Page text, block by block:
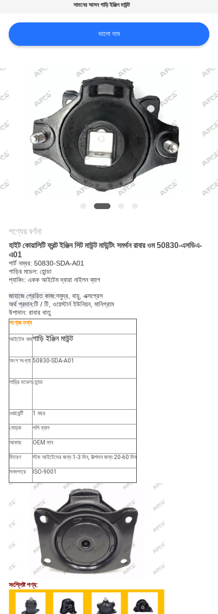
করুন
একটি
উদ্ধৃতি
অনুরোধ
ম্যাপ
নীতি
সামনের আসন গাড়ি ইঞ্জিন মাউন্ট
ভালো দাম
পণ্যের বর্ণনা
হাইট কোয়ালিটি ফ্রন্ট ইঞ্জিন সিট মাউন্ট মাউন্টিং সমর্থন রাবার ওম 50830-এসডিএ-
এ01
পার্ট নম্বর: 50830-SDA-A01
গাড়ির মডেল: হোন্ডা
প্যাকিং: একক আইটেম দ্বারা নাইলন ব্যাগ
জাহাজে প্রেরিত কাজ:সমুদ্র, বায়ু, এক্সপ্রেস
অর্থ প্রদান:টি / টি, ওয়েস্টার্ন ইউনিয়ন, মানিগ্রাম
উপাদান: রাবার ধাতু
পণ্যের তথ্য
আইটেম নামগাড়ি ইঞ্জিন মাউন্ট
অংশ সংখ্যা 50830-SDA-A01
গাড়ির মডেলহোন্ডা
ওয়ারেন্টি 1 বছর
মোড়ক পলি ব্যাগ
আকার: OEM মান
বিতরণ স্টক আইটেমের জন্য 1-3 দিন, উত্পাদন জন্য 20-60 দিন
সনদপত্র ISO-9001
সংশ্লিষ্ট পণ্য: